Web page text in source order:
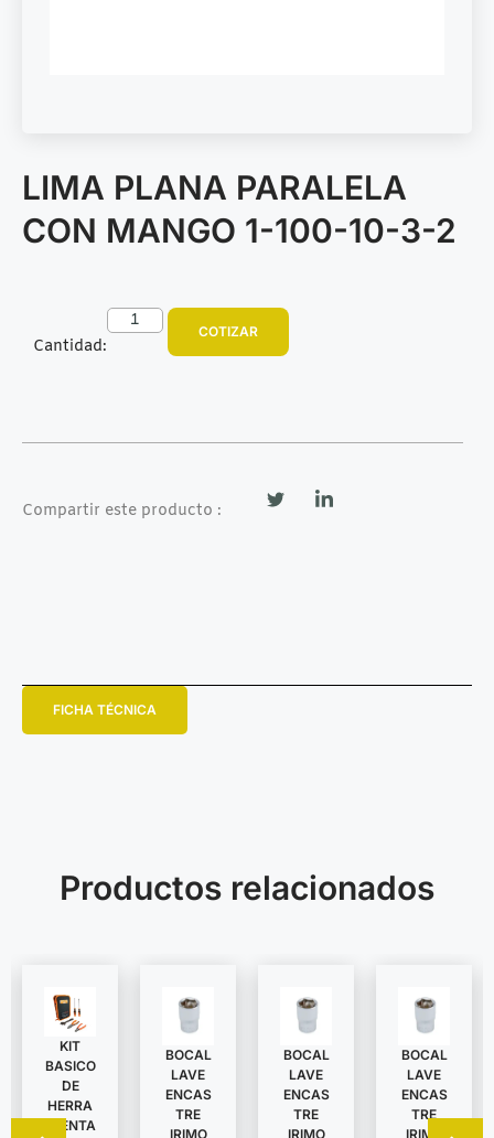
LIMA PLANA PARALELA
CON MANGO 1-100-10-3-2
Cantidad:
COTIZAR
Compartir este producto :
FICHA TÉCNICA
Productos relacionados
KIT
BASICO
DE
HERRA
MIENTA
BOCAL
LAVE
ENCAS
TRE
IRIMO
BOCAL
LAVE
ENCAS
TRE
IRIMO
BOCAL
LAVE
ENCAS
TRE
IRIMO